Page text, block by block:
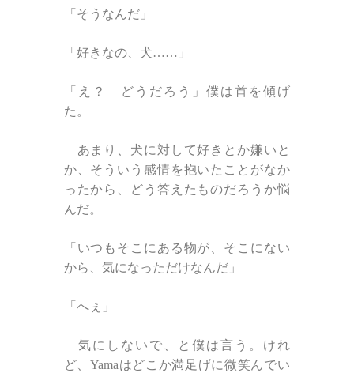
「そうなんだ」
「好きなの、犬……」
「え？ どうだろう」僕は首を傾げ
た。
あまり、犬に対して好きとか嫌いと
か、そういう感情を抱いたことがなか
ったから、どう答えたものだろうか悩
んだ。
「いつもそこにある物が、そこにない
から、気になっただけなんだ」
「へぇ」
気にしないで、と僕は言う。けれ
ど、Yamaはどこか満足げに微笑んでい